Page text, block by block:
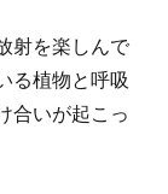
射を楽しんで
る植物と呼吸
合いが起こっ